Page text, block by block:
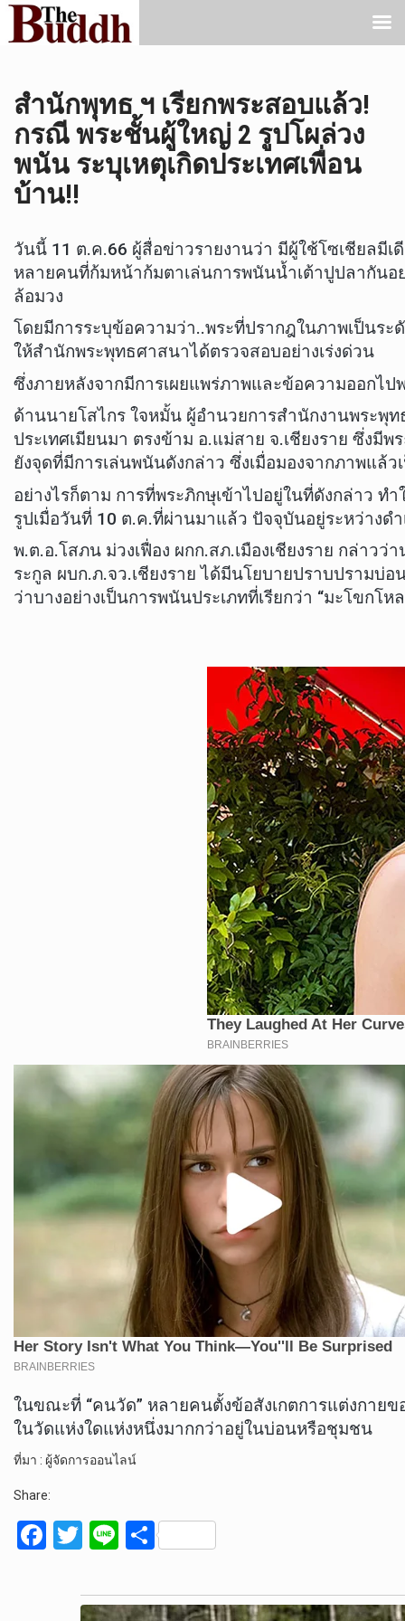
สำนักพุทธ ฯ เรียกพระสอบแล้ว!
กรณี พระชั้นผู้ใหญ่ 2 รูปโผล่วง
พนัน ระบุเหตุเกิดประเทศเพื่อน
บ้าน!!
วันนี้ 11 ต.ค.66 ผู้สื่อข่าวรายงานว่า มีผู้ใช้โซเชียลมี
หลายคนที่ก้มหน้าก้มตาเล่นการพนันน้ำเต้าปูปลากันอ
ล้อมวง
โดยมีการระบุข้อความว่า..พระที่ปรากฎในภาพเป็นระ
ให้สำนักพระพุทธศาสนาได้ตรวจสอบอย่างเร่งด่วน
ซึ่งภายหลังจากมีการเผยแพร่ภาพและข้อความออกไ
ด้านนายโสไกร ใจหมั้น ผู้อำนวยการสำนักงานพระพุ
ประเทศเมียนมา ตรงข้าม อ.แม่สาย จ.เชียงราย ซึ่งมี
ยังจุดที่มีการเล่นพนันดังกล่าว ซึ่งเมื่อมองจากภาพแล้
อย่างไรก็ตาม การที่พระภิกษุเข้าไปอยู่ในที่ดังกล่าว
รูปเมื่อวันที่ 10 ต.ค.ที่ผ่านมาแล้ว ปัจจุบันอยู่ระหว่าง
พ.ต.อ.โสภน ม่วงเฟื่อง ผกก.สภ.เมืองเชียงราย กล่าว
ระกูล ผบก.ภ.จว.เชียงราย ได้มีนโยบายปราบปราม
ว่าบางอย่างเป็นการพนันประเภทที่เรียกว่า “มะโขกโ
ในขณะที่ “คนวัด” หลายคนตั้งข้อสังเกตการแต่งกาย
ในวัดแห่งใดแห่งหนึ่งมากกว่าอยู่ในบ่อนหรือชุมชน
ที่มา : ผู้จัดการออนไลน์
Share:
F
T
tt
Li
e
S
ar